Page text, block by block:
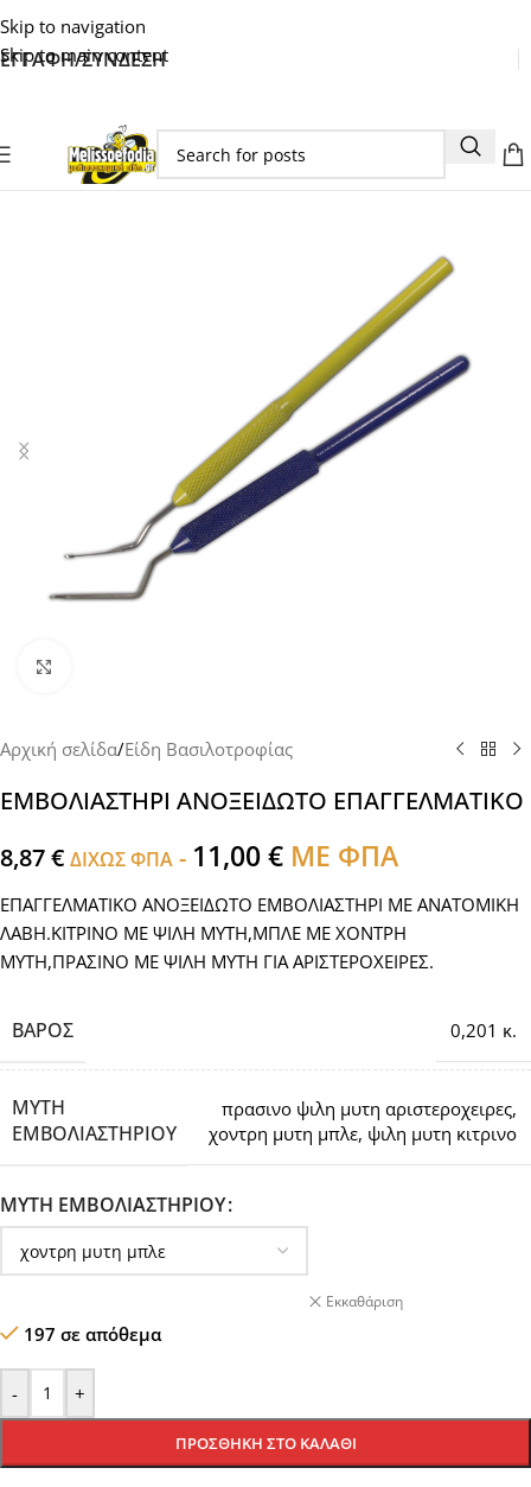
Skip to navigation
Skip to main content
ΕΓΓΑΦΗ/ΣΥΝΔΕΣΗ
Αρχική σελίδα/Είδη Βασιλοτροφίας
ΕΜΒΟΛΙΑΣΤΗΡΙ ΑΝΟΞΕΙΔΩΤΟ ΕΠΑΓΓΕΛΜΑΤΙΚΟ
8,87€ ΔΙΧΩΣ ΦΠΑ - 11,00€ ΜΕ ΦΠΑ
ΕΠΑΓΓΕΛΜΑΤΙΚΟ ΑΝΟΞΕΙΔΩΤΟ ΕΜΒΟΛΙΑΣΤΗΡΙ ΜΕ ΑΝΑΤΟΜΙΚΗ
ΛΑΒΗ.ΚΙΤΡΙΝΟ ΜΕ ΨΙΛΗ ΜΥΤΗ,ΜΠΛΕ ΜΕ ΧΟΝΤΡΗ
ΜΥΤΗ,ΠΡΑΣΙΝΟ ΜΕ ΨΙΛΗ ΜΥΤΗ ΓΙΑ ΑΡΙΣΤΕΡΟΧΕΙΡΕΣ.
ΒΆΡΟΣ 0,201 κ.
ΜΎΤΗ
ΕΜΒΟΛΙΑΣΤΗΡΙΟΥ
πρασινο ψιλη μυτη αριστεροχειρες,
χοντρη μυτη μπλε, ψιλη μυτη κιτρινο
ΜΎΤΗ ΕΜΒΟΛΙΑΣΤΗΡΙΟΥ
Εκκαθάριση
197 σε απόθεμα
- +
ΠΡΟΣΘΉΚΗ ΣΤΟ ΚΑΛΆΘΙ